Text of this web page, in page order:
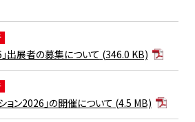
出展者の募集について (346.0 KB)
ョン2026」の開催について (4.5 MB)